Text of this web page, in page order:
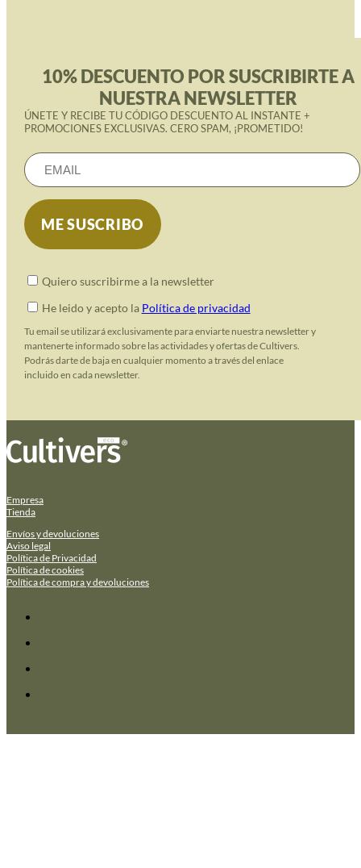
10% DESCUENTO POR SUSCRIBIRTE A
NUESTRA NEWSLETTER
ÚNETE Y RECIBE TU CÓDIGO DESCUENTO AL INSTANTE +
PROMOCIONES EXCLUSIVAS. CERO SPAM, ¡PROMETIDO!
Quiero suscribirme a la newsletter
He leido y acepto la Política de privacidad
Tu email se utilizará exclusivamente para enviarte nuestra newsletter y
mantenerte informado sobre las actividades y ofertas de Cultivers.
Podrás darte de baja en cualquier momento a través del enlace
incluido en cada newsletter.
Empresa
Tienda
Envíos y devoluciones
Aviso legal
Política de Privacidad
Política de cookies
Política de compra y devoluciones